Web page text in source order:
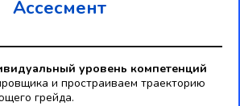
Ассесмент
уровень компетенций
и простраиваем траекторию
грейда.